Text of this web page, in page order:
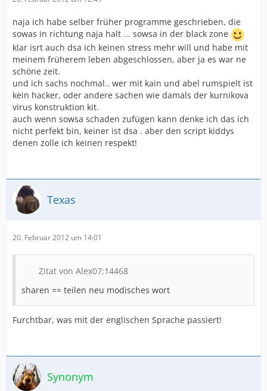
naja ich habe selber früher programme geschrieben, die
sowas in richtung naja halt ... sowsa in der black zone
klar isrt auch dsa ich keinen stress mehr will und habe mit
meinem früherem leben abgeschlossen, aber ja es war ne
schöne zeit.
und ich sachs nochmal.. wer mit kain und abel rumspielt ist
kein hacker, oder andere sachen wie damals der kurnikova
virus konstruktion kit.
auch wenn sowsa schaden zufügen kann denke ich das ich
nicht perfekt bin, keiner ist dsa . aber den script kiddys
denen zolle ich keinen respekt!
Texas
20. Februar 2012 um 14:01
Zitat von Alex07;14468
sharen == teilen neu modisches wort
Furchtbar, was mit der englischen Sprache passiert!
Synonym